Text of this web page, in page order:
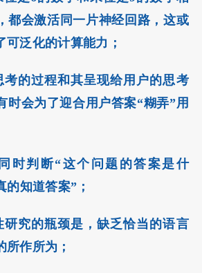
都会激活同一片神经回路，这或
可泛化的计算能力；
考的过程和其呈现给用户的思考
时会为了迎合用户答案“糊弄”用
时判断“这个问题的答案是什
的知道答案”；
研究的瓶颈是，缺乏恰当的语言
作所为；